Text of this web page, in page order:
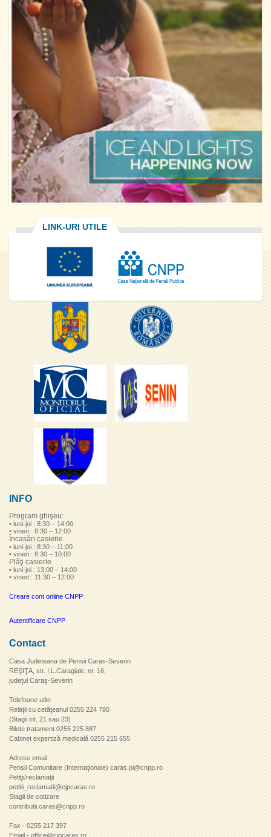
LINK-URI UTILE
INFO
Program ghişeu:
• luni-joi : 8:30 – 14:00
• vineri : 8:30 – 12:00
Încasări casierie
• luni-joi : 8:30 – 11:00
• vineri : 8:30 – 10:00
Plăţi casierie
• luni-joi : 13:00 – 14:00
• vineri : 11:30 – 12:00
Creare cont online CNPP
Autentificare CNPP
Contact
Casa Judeteana de Pensii Caras-Severin
REŞIŢA, str. I.L.Caragiale, nr. 16,
judeţul Caraş-Severin
Telefoane utile
Relaţii cu cetăţeanul 0255 224 780
(Stagii int. 21 sau 23)
Bilete tratament 0255 225 887
Cabinet expertiză medicală 0255 215 655
Adrese email
Pensii Comunitare (Internaţionale) caras.pi@cnpp.ro
Petiţii/reclamaţii
petitii_reclamatii@cjpcaras.ro
Stagii de cotizare
contributii.caras@cnpp.ro
Fax - 0255 217 397
Email - office@cjpcaras.ro